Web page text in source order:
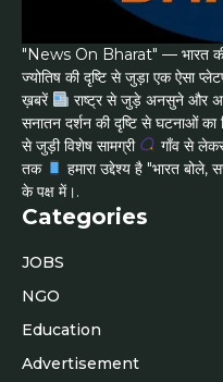
"News On Bharat" — भारत की
ज्योतिष की दृष्टि से जुड़ा एक ऐसा
ख़बरें
राष्ट्र से जुड़े अनसुने और
सनातन दर्शन की दृष्टि से घटनाओं का
से जुड़ी विशेष सामग्री
गाँव से
तक
हमारा उद्देश्य है "भारत
के पक्ष में।.
Categories
JOBS
NGO
Education
Advertisement